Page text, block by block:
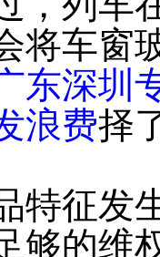
将车窗
东深圳
浪费择
特征发
够的维